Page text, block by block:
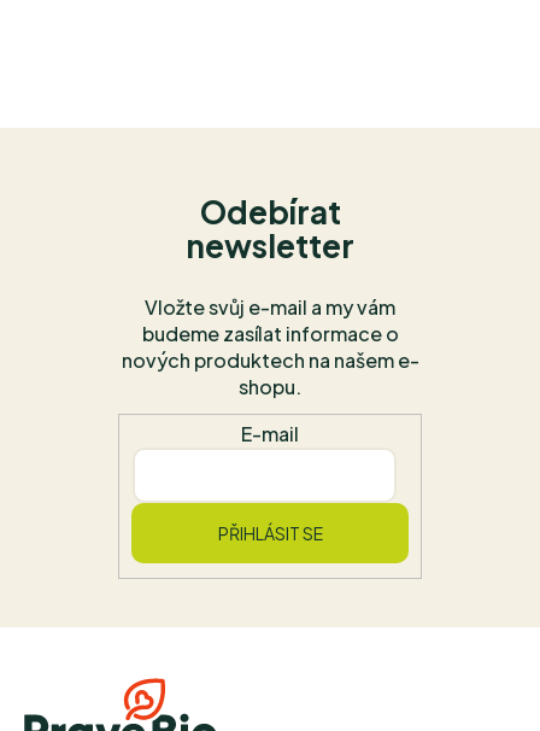
Odebírat
newsletter
Vložte svůj e-mail a my vám
budeme zasílat informace o
nových produktech na našem e-
shopu.
E-mail
PŘIHLÁSIT SE